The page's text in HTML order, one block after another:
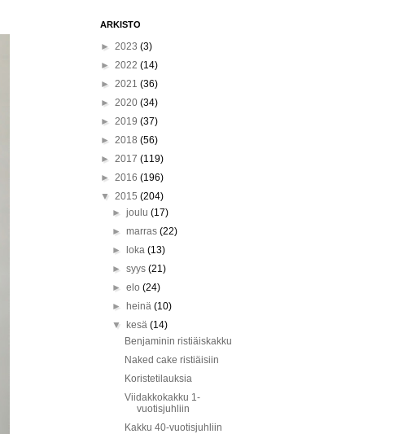
ARKISTO
► 2023 (3)
► 2022 (14)
► 2021 (36)
► 2020 (34)
► 2019 (37)
► 2018 (56)
► 2017 (119)
► 2016 (196)
▼ 2015 (204)
►joulu(17)
►marras(22)
►loka(13)
►syys(21)
►elo(24)
►heinä(10)
▼kesä(14)
Benjaminin ristiäiskakku
Naked cake ristiäisiin
Koristetilauksia
Viidakkokakku 1-
vuotisjuhliin
Kakku 40-vuotisjuhliin